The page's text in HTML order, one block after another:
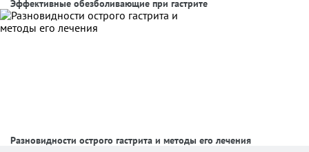
Эффективные обезболивающие при гастрите
Разновидности острого гастрита и методы его лечения